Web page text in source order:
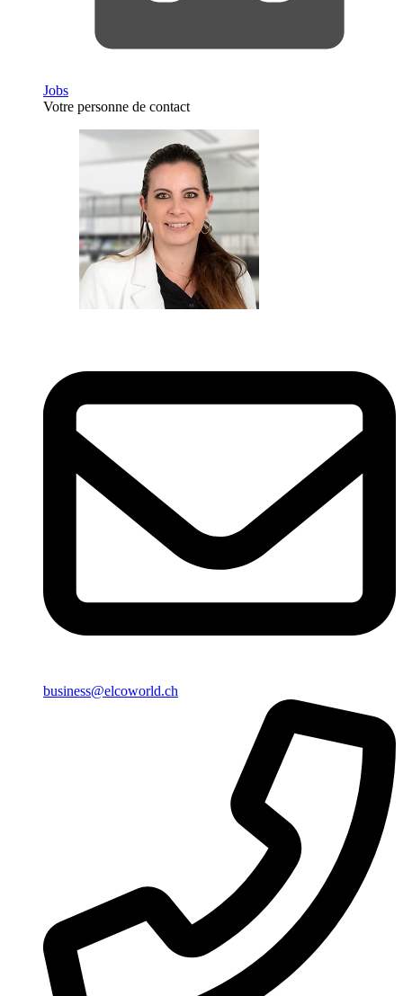
Jobs
Votre personne de contact
business@elcoworld.ch